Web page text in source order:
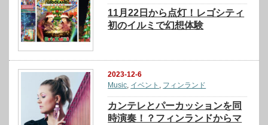
11月22日から点灯！レゴシティ
初のイルミで幻想体験
2023-12-6
Music, イベント , フィンランド
カンテレとパーカッションを同
時演奏！？フィンランドからマ